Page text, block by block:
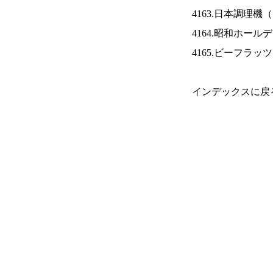
4163.日本調理機（
4164.昭和ホール
4165.ビーフラッ
インデックスに戻